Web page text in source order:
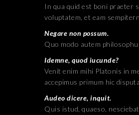
In qua quid est boni praeter
voluptatem, et eam
Negare non possum.
Quo modo autem
Idemne, quod iucunde?
Venit enim mihi Platonis in
accepimus primum hic
Audeo dicere, inquit.
Quis istud, quaeso,